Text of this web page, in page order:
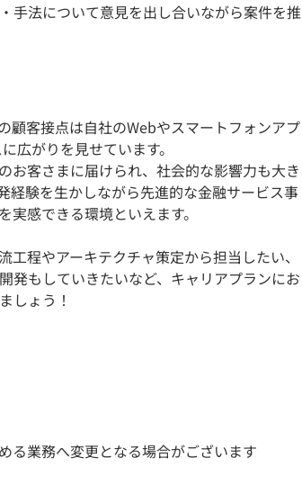
手法について意見を出し合いながら案件を推
顧客接点は自社のWebやスマートフォンアプ
広がりを見せています。
お客さまに届けられ、社会的な影響力も大き
経験を生かしながら先進的な金融サービス事
感できる環境といえます。
程やアーキテクチャ策定から担当したい、
発もしていきたいなど、キャリアプランにお
しょう！
る業務へ変更となる場合がございます